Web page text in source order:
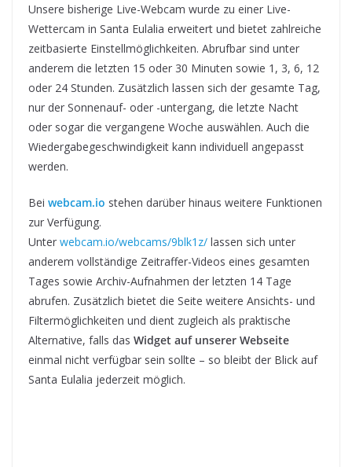
Unsere bisherige Live-Webcam wurde zu einer Live-
Wettercam in Santa Eulalia erweitert und bietet zahlreiche
zeitbasierte Einstellmöglichkeiten. Abrufbar sind unter
anderem die letzten 15 oder 30 Minuten sowie 1, 3, 6, 12
oder 24 Stunden. Zusätzlich lassen sich der gesamte Tag,
nur der Sonnenauf- oder -untergang, die letzte Nacht
oder sogar die vergangene Woche auswählen. Auch die
Wiedergabegeschwindigkeit kann individuell angepasst
werden.
Bei webcam.io stehen darüber hinaus weitere Funktionen
zur Verfügung.
Unter webcam.io/webcams/9blk1z/ lassen sich unter
anderem vollständige Zeitraffer-Videos eines gesamten
Tages sowie Archiv-Aufnahmen der letzten 14 Tage
abrufen. Zusätzlich bietet die Seite weitere Ansichts- und
Filtermöglichkeiten und dient zugleich als praktische
Alternative, falls das Widget auf unserer Webseite
einmal nicht verfügbar sein sollte – so bleibt der Blick auf
Santa Eulalia jederzeit möglich.